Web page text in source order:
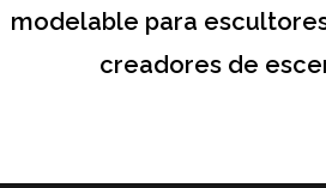
modelable para
creadores de